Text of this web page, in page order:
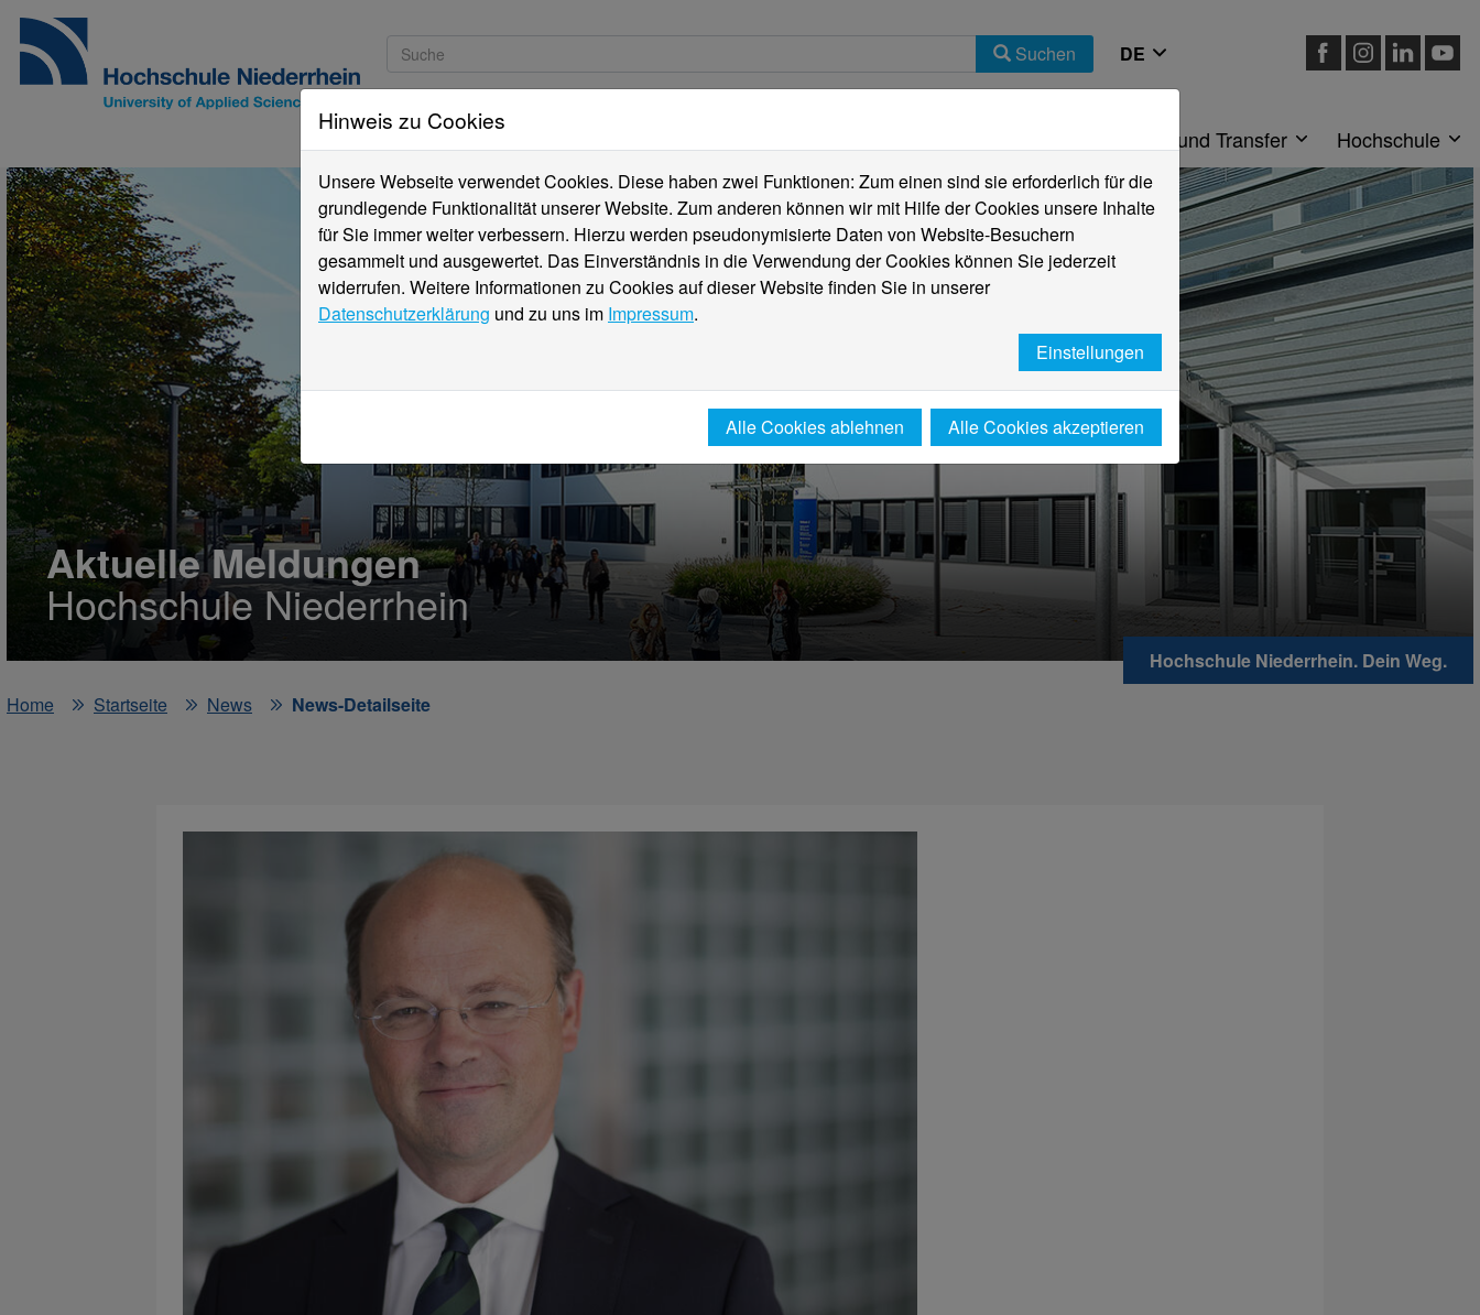
Suchen
Studieninteressierte Forschung und Transfer Hochschule
Aktuelle Meldungen
Hochschule Niederrhein
Hochschule Niederrhein. Dein Weg.
Home
Startseite News News-Detailseite
Hinweis zu Cookies
Unsere Webseite verwendet Cookies. Diese haben zwei Funktionen: Zum einen sind sie erforderlich für die
grundlegende Funktionalität unserer Website. Zum anderen können wir mit Hilfe der Cookies unsere Inhalte
für Sie immer weiter verbessern. Hierzu werden pseudonymisierte Daten von Website-Besuchern
gesammelt und ausgewertet. Das Einverständnis in die Verwendung der Cookies können Sie jederzeit
widerrufen. Weitere Informationen zu Cookies auf dieser Website finden Sie in unserer
Datenschutzerklärung und zu uns im Impressum.
Einstellungen
Alle Cookies ablehnen Alle Cookies akzeptieren